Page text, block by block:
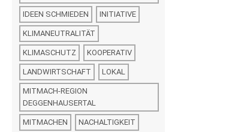
IDEEN SCHMIEDEN INITIATIVE
KLIMANEUTRALITÄT
KLIMASCHUTZ KOOPERATIV
LANDWIRTSCHAFT LOKAL
MITMACH-REGION
DEGGENHAUSERTAL
MITMACHEN NACHALTIGKEIT